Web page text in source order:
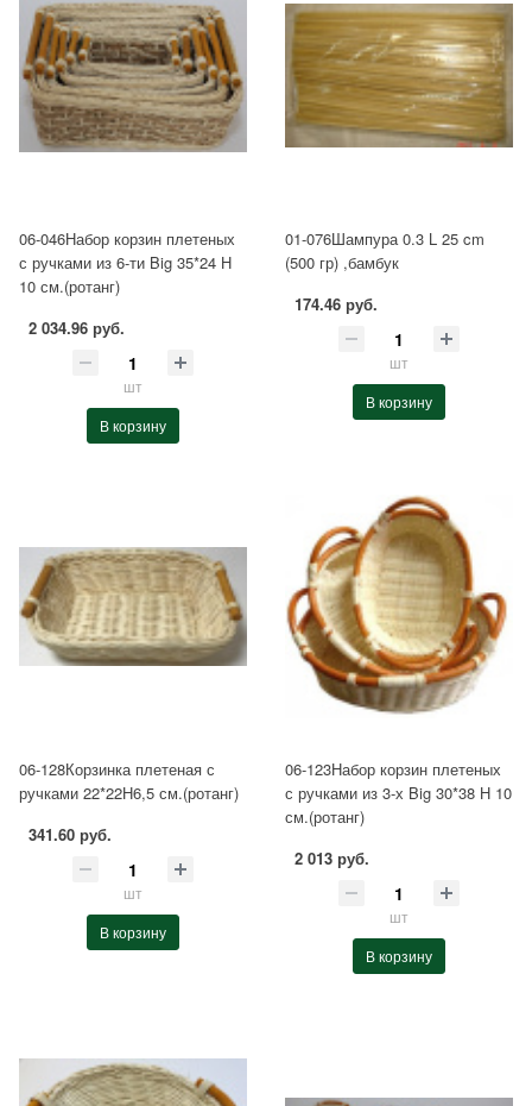
06-046Набор корзин плетеных
с ручками из 6-ти Big 35*24 Н
10 см.(ротанг)
2 034.96 руб.
шт
В корзину
01-076Шампура 0.3 L 25 cm
(500 гр) ,бамбук
174.46 руб.
шт
В корзину
06-128Корзинка плетеная с
ручками 22*22Н6,5 см.(ротанг)
341.60 руб.
шт
В корзину
06-123Набор корзин плетеных
с ручками из 3-х Big 30*38 Н 10
см.(ротанг)
2 013 руб.
шт
В корзину